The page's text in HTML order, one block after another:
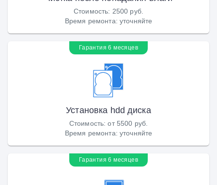
Стоимость: 2500 руб.
Время ремонта: уточняйте
Гарантия 6 месяцев
Установка hdd диска
Стоимость:от 5500 руб.
Время ремонта: уточняйте
Гарантия 6 месяцев